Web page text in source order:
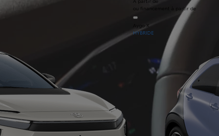
ou financement à partir de
Aygo X
HYBRIDE